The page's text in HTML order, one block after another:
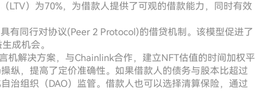
LTV）为70%，为借款人提供了可观的借款能力，同时有效
有同行对协议(Peer 2 Protocol)的借贷机制。该模型促进了
成机会。
机解决方案，与Chainlink合作，建立NFT估值的时间加权平
纵，提高了定价准确性。如果借款人的债务与股本比超过
治组织（DAO）监管。借款人也可以选择清算保险，通过